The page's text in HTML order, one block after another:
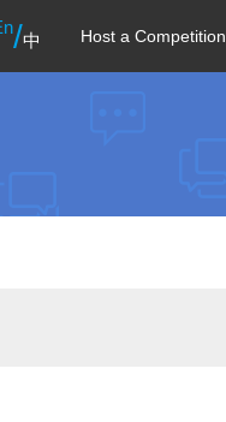
/中 Host a Competition